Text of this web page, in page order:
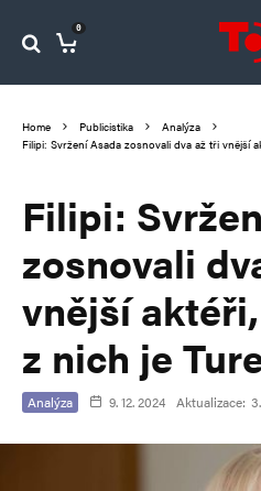
0
Home Publicistika
Analýza
Filipi: Svržení Asada zosnovali dva až tři vnější
Filipi:
zosnovali
vnější
z nich je
Analýza 9. 12. 2024 Aktualizace: